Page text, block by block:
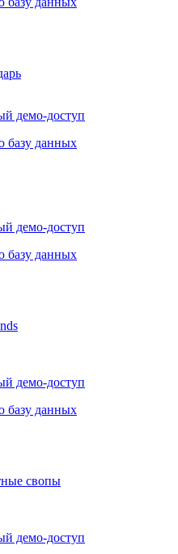
данных
данных
данных
данных
свопы